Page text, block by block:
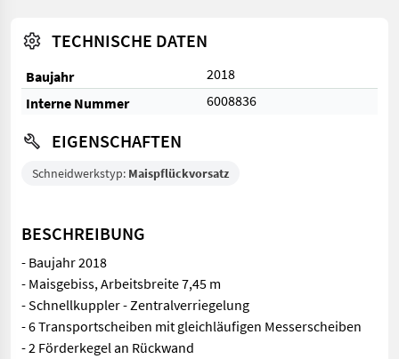
TECHNISCHE DATEN
Baujahr
2018
Interne Nummer
6008836
EIGENSCHAFTEN
Schneidwerkstyp: Maispflückvorsatz
BESCHREIBUNG
- Baujahr 2018
- Maisgebiss, Arbeitsbreite 7,45 m
- Schnellkuppler - Zentralverriegelung
- 6 Transportscheiben mit gleichläufigen Messerscheiben
- 2 Förderkegel an Rückwand